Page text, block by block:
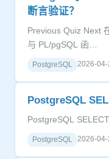
断言验证？
Previous Quiz Next 在 PostgreSQL 中，Assert 语句 主要
与 PL/pgSQL 函…
PostgreSQL 2026-04-
PostgreSQL
PostgreSQL
PostgreSQL 2026-04-